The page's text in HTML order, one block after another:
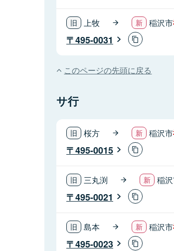
上牧 稲沢市
495-0031
このページの先頭に戻る
サ行
桜方 稲沢市
495-0015
三丸渕 稲
495-0021
島本 稲沢市
495-0023